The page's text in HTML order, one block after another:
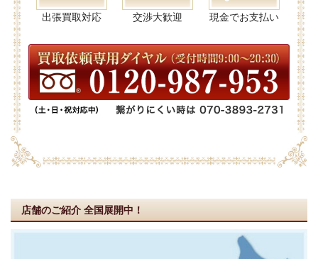
出張買取対応 交渉大歓迎 現金でお支払い
店舗のご紹介 全国展開中！